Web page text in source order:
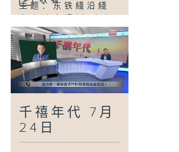
访问：港大医学院
授 叶柏强医生
主题：东铁綫沿綫
站附近架空电缆受
损
访问：立法会铁路
事宜小组委员会主
席 陈绍雄
示相关条例星期五
生效
访问：消防处助理
千禧年代 7月
24日